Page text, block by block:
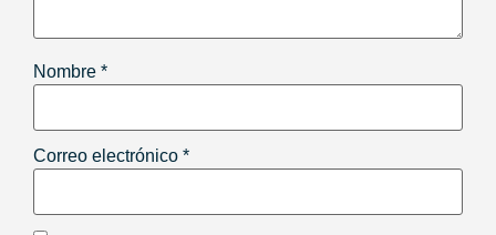
Nombre *
Correo electrónico *